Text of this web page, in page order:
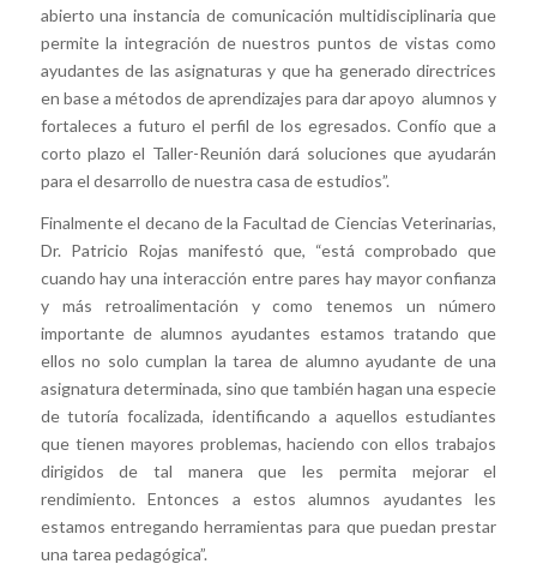
abierto una instancia de comunicación multidisciplinaria que
permite la integración de nuestros puntos de vistas como
ayudantes de las asignaturas y que ha generado directrices
en base a métodos de aprendizajes para dar apoyo alumnos y
fortaleces a futuro el perfil de los egresados. Confío que a
corto plazo el Taller-Reunión dará soluciones que ayudarán
para el desarrollo de nuestra casa de estudios”.
Finalmente el decano de la Facultad de Ciencias Veterinarias,
Dr. Patricio Rojas manifestó que, “está comprobado que
cuando hay una interacción entre pares hay mayor confianza
y más retroalimentación y como tenemos un número
importante de alumnos ayudantes estamos tratando que
ellos no solo cumplan la tarea de alumno ayudante de una
asignatura determinada, sino que también hagan una especie
de tutoría focalizada, identificando a aquellos estudiantes
que tienen mayores problemas, haciendo con ellos trabajos
dirigidos de tal manera que les permita mejorar el
rendimiento. Entonces a estos alumnos ayudantes les
estamos entregando herramientas para que puedan prestar
una tarea pedagógica”.